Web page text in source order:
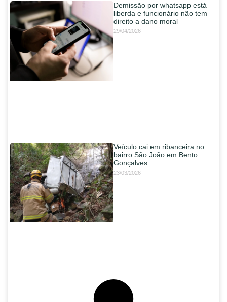
Demissão por whatsapp está
liberda e funcionário não tem
direito a dano moral
29/04/2026
Veículo cai em ribanceira no
bairro São João em Bento
Gonçalves
23/03/2026